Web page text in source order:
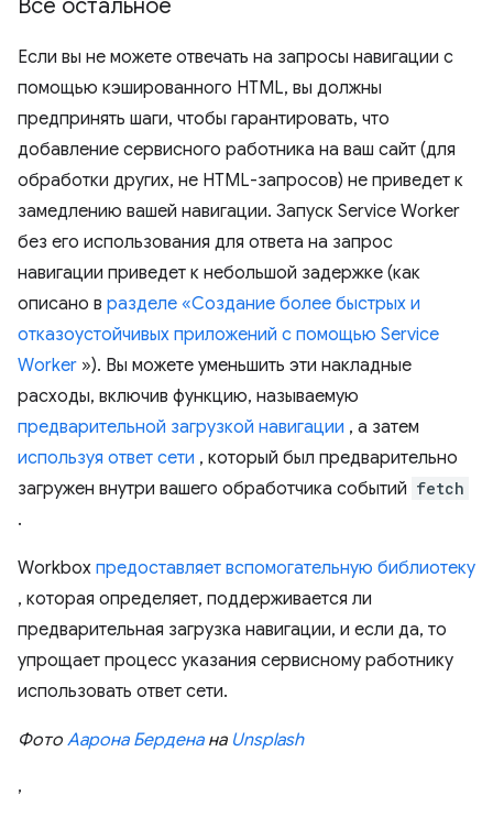
Все остальное
Если вы не можете отвечать на запросы навигации с
помощью кэшированного HTML, вы должны
предпринять шаги, чтобы гарантировать, что
добавление сервисного работника на ваш сайт (для
обработки других, не HTML-запросов) не приведет к
замедлению вашей навигации. Запуск Service Worker
без его использования для ответа на запрос
навигации приведет к небольшой задержке (как
описано в разделе «Создание более быстрых и
отказоустойчивых приложений с помощью Service
Worker »). Вы можете уменьшить эти накладные
расходы, включив функцию, называемую
предварительной загрузкой навигации , а затем
используя ответ сети , который был предварительно
загружен внутри вашего обработчика событий fetch
.
Workbox предоставляет вспомогательную библиотеку
, которая определяет, поддерживается ли
предварительная загрузка навигации, и если да, то
упрощает процесс указания сервисному работнику
использовать ответ сети.
Фото Аарона Берденана Unsplash
,